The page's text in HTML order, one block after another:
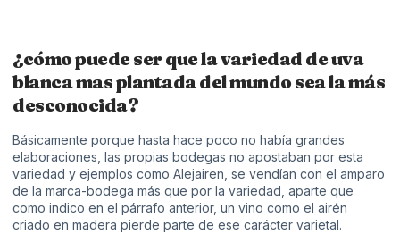
¿cómo puede ser que la variedad de uva
blanca mas plantada del mundo sea la más
desconocida?
Básicamente porque hasta hace poco no había grandes
elaboraciones, las propias bodegas no apostaban por esta
variedad y ejemplos como Alejairen, se vendían con el amparo
de la marca-bodega más que por la variedad, aparte que
como indico en el párrafo anterior, un vino como el airén
criado en madera pierde parte de ese carácter varietal.